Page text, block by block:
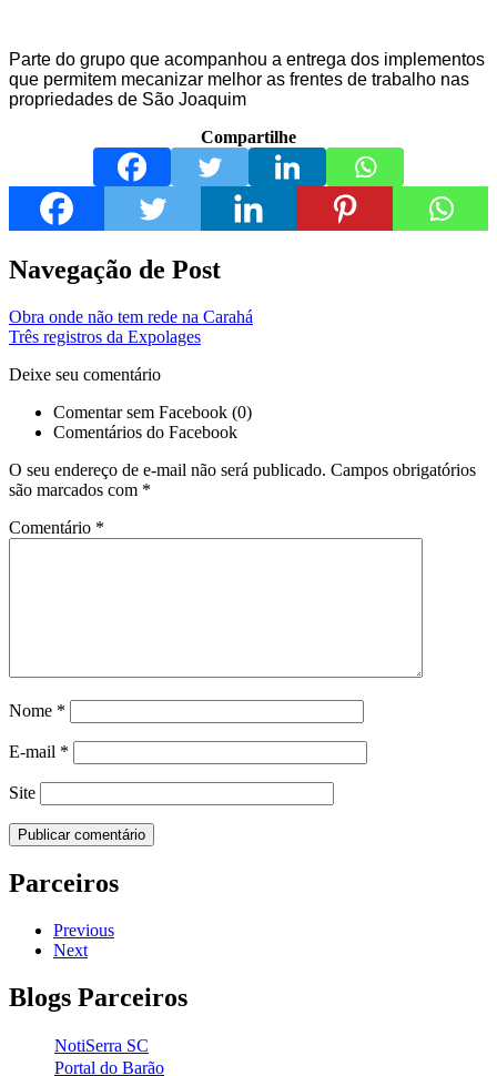
Parte do grupo que acompanhou a entrega dos implementos
que permitem mecanizar melhor as frentes de trabalho nas
propriedades de São Joaquim
Compartilhe
Navegação de Post
Obra onde não tem rede na Carahá
Três registros da Expolages
Deixe seu comentário
Comentar sem Facebook (0)
Comentários do Facebook
O seu endereço de e-mail não será publicado. Campos obrigatórios
são marcados com *
Comentário *
Nome *
E-mail *
Site
Parceiros
Previous
Next
Blogs Parceiros
NotiSerra SC
Portal do Barão